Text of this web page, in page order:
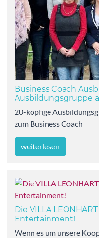
Business Coach
Ausbildungsgruppe
20-köpfige
zum Business Coach
weiterlesen
Die VILLA
Entertainment!
Wenn es um unsere